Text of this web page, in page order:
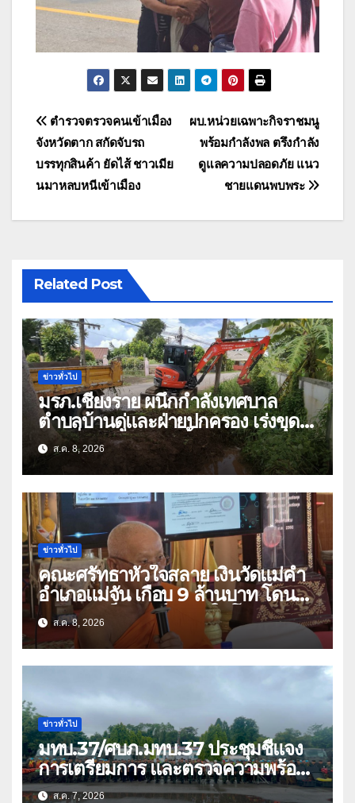
แนะแนว
เรื่อง
ผบ.หน่วยเฉพาะกิจราชมนู
พร้อมกำลังพล ตรึงกำลัง
ดูแลความปลอดภัย แนว
ชายแดนพบพระ
ตำรวจตรวจคนเข้าเมือง
จังหวัดตาก สกัดจับรถ
บรรทุกสินค้า ยัดไส้ ชาวเมีย
นมาหลบหนีเข้าเมือง
Related Post
ข่าวทั่วไป
มรภ.เชียงราย ผนึกกำลังเทศบาล
ตำบลบ้านดู่และฝ่ายปกครอง เร่งขุด
ลอกสิ่งกีดขวางทางน้ำ ป้องกันและลด
ปัญหาน้ำท่วม
ส.ค. 8, 2026
ข่าวทั่วไป
คณะศรัทธาหัวใจสลาย เงินวัดแม่คำ
อำเภอแม่จัน เกือบ 9 ล้านบาท โดน
แก๊งคอลเซ็นเตอร์หลอกให้โอนข้ามปีก
ว่า 66 บัญชี
ส.ค. 8, 2026
ข่าวทั่วไป
มทบ.37/ศบภ.มทบ.37 ประชุมชี้แจง
การเตรียมการ และตรวจความพร้อม
ด้านการบรรเทาสาธารณภัย
ส.ค. 7, 2026